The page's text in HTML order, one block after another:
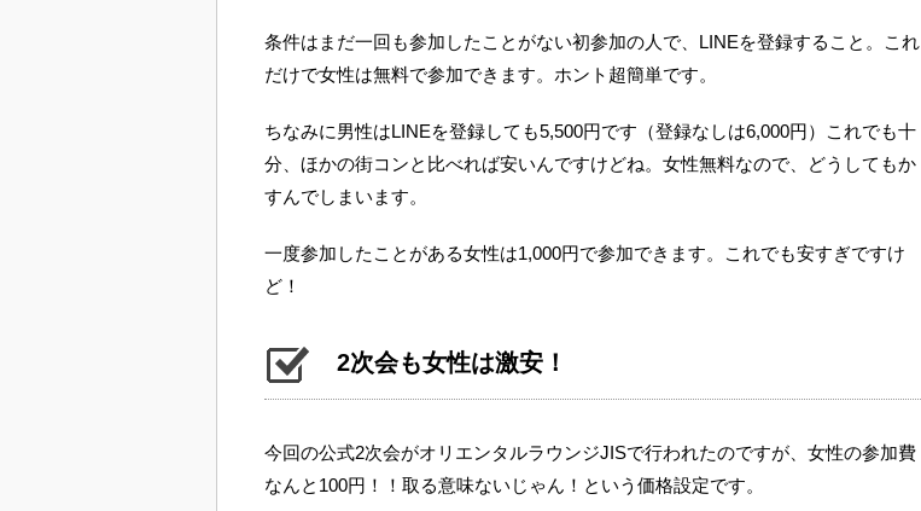
条件はまだ一回も参加したことがない初参加の人で、LINEを登録すること。これ
だけで女性は無料で参加できます。ホント超簡単です。
ちなみに男性はLINEを登録しても5,500円です（登録なしは6,000円）これでも十
分、ほかの街コンと比べれば安いんですけどね。女性無料なので、どうしてもか
すんでしまいます。
一度参加したことがある女性は1,000円で参加できます。これでも安すぎですけ
ど！
2次会も女性は激安！
今回の公式2次会がオリエンタルラウンジJISで行われたのですが、女性の参加費
なんと100円！！取る意味ないじゃん！という価格設定です。